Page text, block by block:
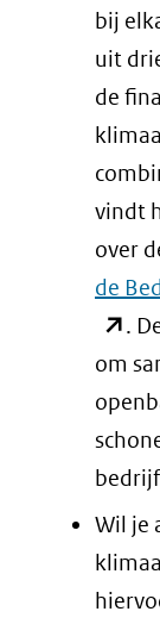
bij
uit
de
vindt
over
de
.
om
Wil je